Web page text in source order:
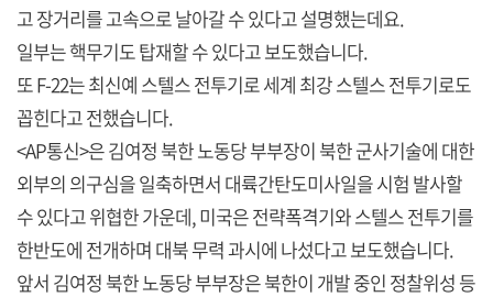
고 장거리를 고속으로 날아갈 수 있다고 설명했는데요.
일부는 핵무기도 탑재할 수 있다고 보도했습니다.
또 F-22는 최신예 스텔스 전투기로 세계 최강 스텔스 전투기로도
꼽힌다고 전했습니다.
<AP통신>은 김여정 북한 노동당 부부장이 북한 군사기술에 대한
외부의 의구심을 일축하면서 대륙간탄도미사일을 시험 발사할
수 있다고 위협한 가운데, 미국은 전략폭격기와 스텔스 전투기를
한반도에 전개하며 대북 무력 과시에 나섰다고 보도했습니다.
앞서 김여정 북한 노동당 부부장은 북한이 개발 중인 정찰위성 등